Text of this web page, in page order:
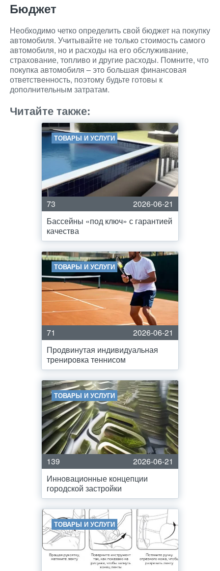
Бюджет
Необходимо четко определить свой бюджет на покупку
автомобиля. Учитывайте не только стоимость самого
автомобиля, но и расходы на его обслуживание,
страхование, топливо и другие расходы. Помните, что
покупка автомобиля – это большая финансовая
ответственность, поэтому будьте готовы к
дополнительным затратам.
Читайте также:
ТОВАРЫ И УСЛУГИ
73
2026-06-21
Бассейны «под ключ» с гарантией
качества
ТОВАРЫ И УСЛУГИ
71
2026-06-21
Продвинутая индивидуальная
тренировка теннисом
ТОВАРЫ И УСЛУГИ
139
2026-06-21
Инновационные концепции
городской застройки
ТОВАРЫ И УСЛУГИ